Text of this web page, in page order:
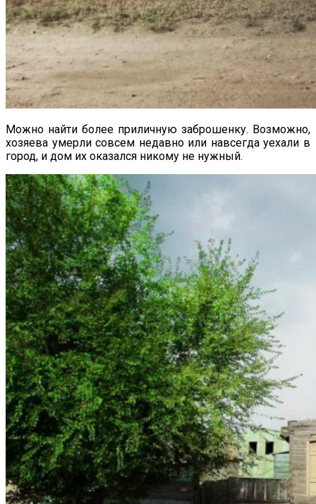
Можно найти более приличную заброшенку. Возможно,
хозяева умерли совсем недавно или навсегда уехали в
город, и дом их оказался никому не нужный.